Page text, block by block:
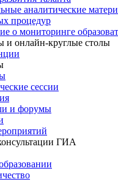
аналитические
процедур
о мониторинге
и онлайн-круглые столы
сессии
и форумы
ГИА